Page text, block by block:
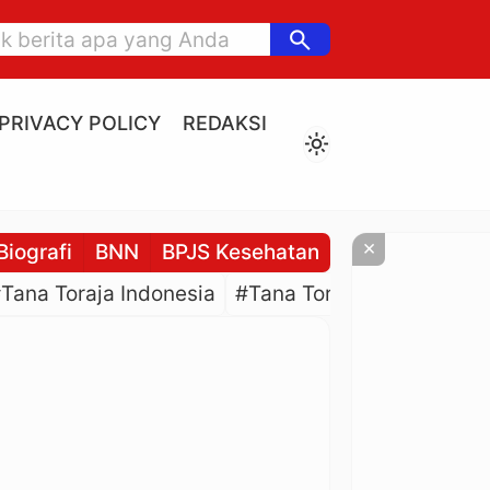
search
PRIVACY POLICY
REDAKSI
light_mode
BNN BPJS Kesehatan BPJS
Toraja Indonesia #Tana Toraja Culture
×